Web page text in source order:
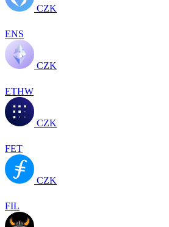
CZK
ENS
CZK
ETHW
CZK
FET
CZK
FIL